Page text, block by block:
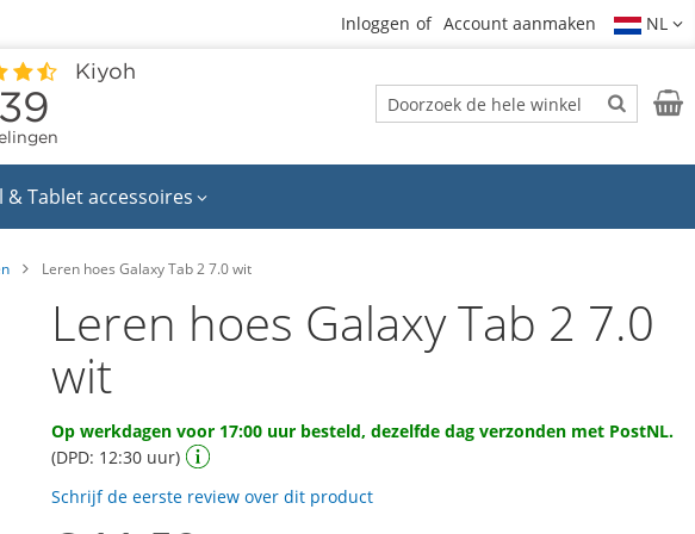
Inloggen Account aanmaken NL
Zoek
Zoek
& Tablet accessoires
Leren hoes Galaxy Tab 2 7.0 wit
Leren hoes Galaxy Tab 2 7.0
wit
Op werkdagen voor 17:00 uur besteld, dezelfde dag verzonden met PostNL.
(DPD: 12:30 uur)
Schrijf de eerste review over dit product